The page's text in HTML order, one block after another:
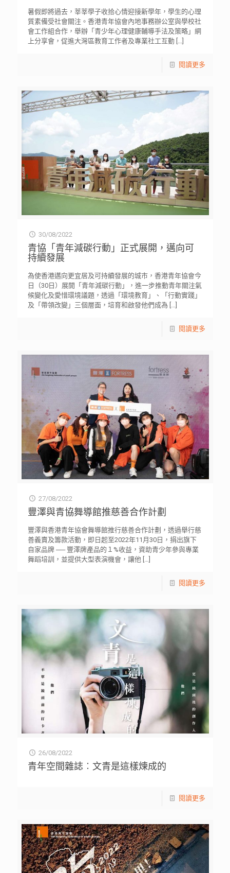
暑假即將過去，莘莘學子收拾心情迎接新學年，學生的心理
質素備受社會關注。香港青年協會內地事務辦公室與學校社
會工作組合作，舉辦「青少年心理健康輔導手法及策略」網
上分享會，促進大灣區教育工作者及專業社工互動[…]
閱讀更多
30/08/2022
青協「青年減碳行動」正式展開，邁向可
持續發展
為使香港邁向更宜居及可持續發展的城市，香港青年協會今
日（30日）展開「青年減碳行動」，進一步推動青年關注氣
候變化及愛惜環境議題，透過「環境教育」、「行動實踐」
及「帶領改變」三個層面，培育和啟發他們成為 […]
閱讀更多
27/08/2022
豐澤與青協舞導館推慈善合作計劃
豐澤與香港青年協會舞導館推行慈善合作計劃，透過舉行慈
善義賣及籌款活動，即日起至2022年11月30日，捐出旗下
自家品牌 ── 豐澤牌產品的１%收益，資助青少年參與專業
舞蹈培訓，並提供大型表演機會，讓他[…]
閱讀更多
26/08/2022
青年空間雜誌︰文青是這樣煉成的
閱讀更多